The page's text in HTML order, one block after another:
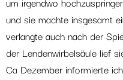
und sie machte insgesamt
verlangte auch nach der
der Lendenwirbelsäule lief
Ca Dezember informierte